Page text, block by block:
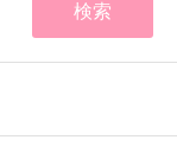
検索